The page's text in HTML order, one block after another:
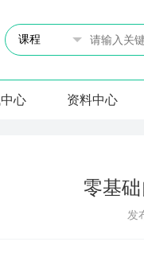
心 资料中心
零基
发